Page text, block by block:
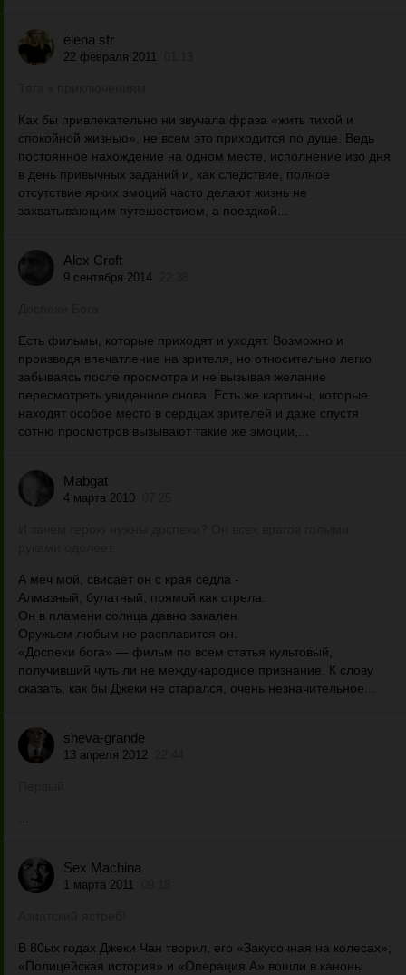
elena str
22 февраля 2011
Как бы привлекательно ни звучала фраза «жить тихой и
спокойной жизнью», не всем это приходится по душе. Ведь
постоянное нахождение на одном месте, исполнение изо дня
в день привычных заданий и, как следствие, полное
отсутствие ярких эмоций часто делают жизнь не
захватывающим путешествием, а поездкой...
Alex Croft
9 сентября 2014
Есть фильмы, которые приходят и уходят. Возможно и
производя впечатление на зрителя, но относительно легко
забываясь после просмотра и не вызывая желание
пересмотреть увиденное снова. Есть же картины, которые
находят особое место в сердцах зрителей и даже спустя
сотню просмотров вызывают такие же эмоции,...
Mabgat
4 марта 2010
А меч мой, свисает он с края седла -
Алмазный, булатный, прямой как стрела.
Он в пламени солнца давно закален.
Оружьем любым не расплавится он.
«Доспехи бога» — фильм по всем статья культовый,
получивший чуть ли не международное признание. К слову
сказать, как бы Джеки не старался, очень незначительное...
sheva-grande
13 апреля 2012
Sex Machina
1 марта 2011
В 80ых годах Джеки Чан творил, его «Закусочная на колесах»,
«Полицейская история» и «Операция А» вошли в каноны